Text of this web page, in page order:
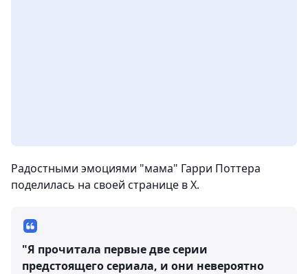
Радостными эмоциями "мама" Гарри Поттера
поделилась на своей странице в Х.
"Я прочитала первые две серии
предстоящего сериала, и они невероятно